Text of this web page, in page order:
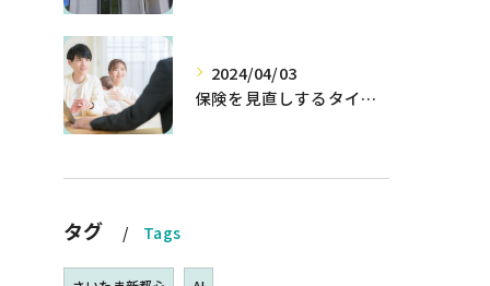
2024/04/03
保険を見直しするタイミングとは
タグ Tags